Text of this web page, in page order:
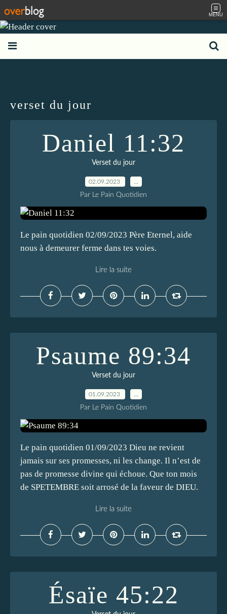
MENU
verset du jour
Daniel 11:32
Verset du jour
02.09.2023
Par Le Pain Quotidien
Le pain quotidien 02/09/2023 Père Eternel, aide
nous à demeurer ferme dans tes voies.
Lire la suite
Psaume 89:34
Verset du jour
01.09.2023
Par Le Pain Quotidien
Le pain quotidien 01/09/2023 Dieu ne revient
jamais sur ses promesses, ni les change. Il n’est de
pas de promesse divine qui échoue. Que ton mois
de SPETEMBRE soit arrosé de la faveur de DIEU.
Lire la suite
Ésaïe 45:22